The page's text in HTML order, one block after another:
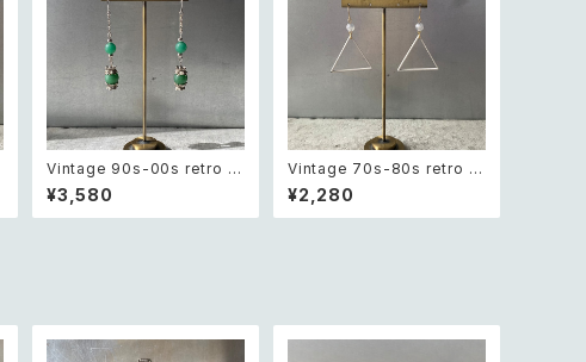
Vintage 90s-00s retro gr
een aventurine pierce レ
トロ ヴィンテージ アクセサリ
ー 天然石 グリーンアベンチュ
¥3,580
Vintage 70s-80s retro tri
angle design beads pier
ceレトロ ヴィンテージ アクセ
サリー トライアングル デザイ
¥2,280